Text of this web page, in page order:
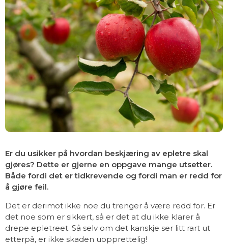
Er du usikker på hvordan beskjæring av epletre skal
gjøres? Dette er gjerne en oppgave mange utsetter.
Både fordi det er tidkrevende og fordi man er redd for
å gjøre feil.
Det er derimot ikke noe du trenger å være redd for. Er
det noe som er sikkert, så er det at du ikke klarer å
drepe epletreet. Så selv om det kanskje ser litt rart ut
etterpå, er ikke skaden uopprettelig!